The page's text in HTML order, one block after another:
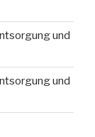
und
und